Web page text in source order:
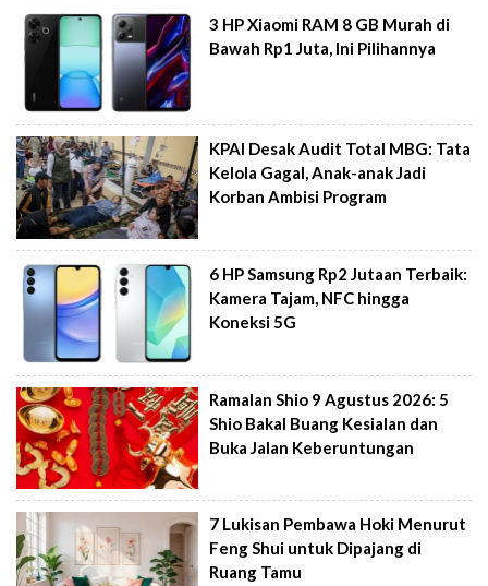
3 HP Xiaomi RAM 8 GB Murah di
Bawah Rp1 Juta, Ini Pilihannya
KPAI Desak Audit Total MBG: Tata
Kelola Gagal, Anak-anak Jadi
Korban Ambisi Program
6 HP Samsung Rp2 Jutaan Terbaik:
Kamera Tajam, NFC hingga
Koneksi 5G
Ramalan Shio 9 Agustus 2026: 5
Shio Bakal Buang Kesialan dan
Buka Jalan Keberuntungan
7 Lukisan Pembawa Hoki Menurut
Feng Shui untuk Dipajang di
Ruang Tamu